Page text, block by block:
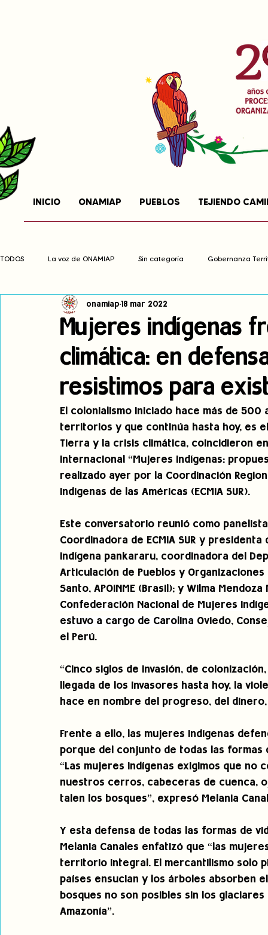
INICIO ONAMIAP PUEBLOS TEJIENDO
TODOS La voz de ONAMIAP Sin categoría Gobernanza
Cambio climático Navegador indígena
Pronunciamientos Observatorio de consulta previa
Mujeres indígenas
climática: en
resistimos para
onamiap 18 mar 2022
El colonialismo iniciado hace más de
territorios y que continúa hasta hoy, es
Tierra y la crisis climática, coincidieron
Internacional “Mujeres indígenas:
realizado ayer por la Coordinación
Indígenas de las Américas (ECMIA SUR).
Este conversatorio reunió como
Coordinadora de ECMIA SUR y presidenta
indígena pankararu, coordinadora del
Articulación de Pueblos y
Santo, APOINME (Brasil); y Wilma
Confederación Nacional de Mujeres
estuvo a cargo de Carolina Oviedo,
el Perú.
“Cinco siglos de invasión, de
llegada de los invasores hasta hoy, la
hace en nombre del progreso, del dinero,
Frente a ello, las mujeres indígenas
porque del conjunto de todas las
“Las mujeres indígenas exigimos que
nuestros cerros, cabeceras de cuenca,
talen los bosques”, expresó Melania
Y esta defensa de todas las formas de
Melania Canales enfatizó que “las
territorio integral. El mercantilismo solo
países ensucian y los árboles absorben
bosques no son posibles sin los
Amazonía”.